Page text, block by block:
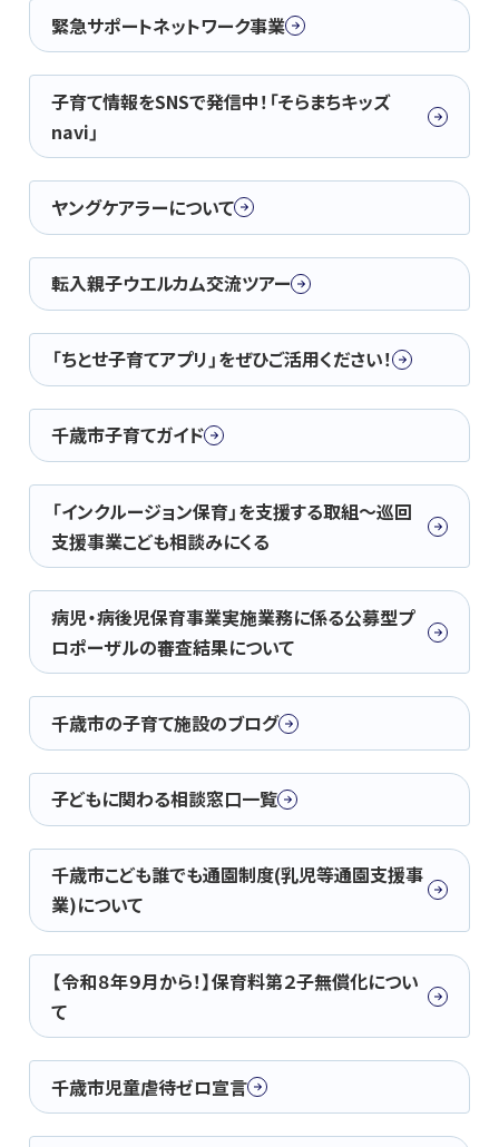
緊急サポートネットワーク事業
子育て情報をSNSで発信中！「そらまちキッズ
navi」
ヤングケアラーについて
転入親子ウエルカム交流ツアー
「ちとせ子育てアプリ」をぜひご活用ください！
千歳市子育てガイド
「インクルージョン保育」を支援する取組～巡回
支援事業こども相談みにくる
病児・病後児保育事業実施業務に係る公募型プ
ロポーザルの審査結果について
千歳市の子育て施設のブログ
子どもに関わる相談窓口一覧
千歳市こども誰でも通園制度(乳児等通園支援事
業)について
【令和８年９月から！】保育料第２子無償化につい
て
千歳市児童虐待ゼロ宣言